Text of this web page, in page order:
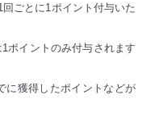
ごとに1ポイント付与いた
ポイントのみ付与されます
に獲得したポイントなどが